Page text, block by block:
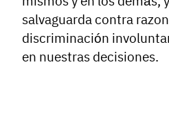
salvaguarda contra
discriminación
en nuestras decisiones.